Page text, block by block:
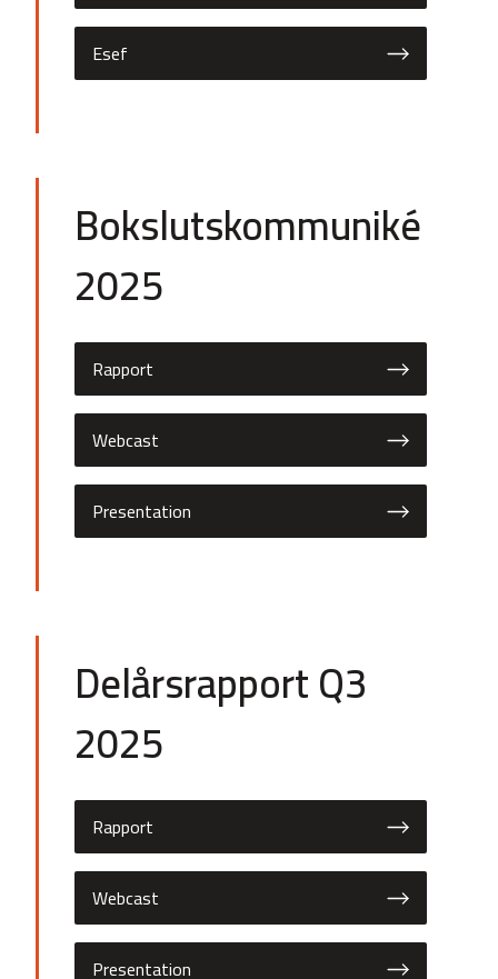
Esef
Bokslutskommuniké
2025
Rapport
Webcast
Presentation
Delårsrapport Q3
2025
Rapport
Webcast
Presentation